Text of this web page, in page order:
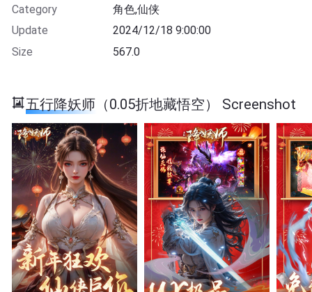
Category
角色,仙侠
Update
2024/12/18 9:00:00
Size
567.0
五行降妖师（0.05折地藏悟空） Screenshot